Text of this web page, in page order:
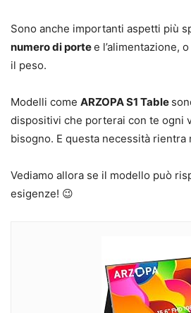
Sono anche importanti aspetti più
numero di portee l’alimentazione,
il peso.
Modelli come ARZOPA S1 Table
dispositivi che porterai con te ogni
bisogno. E questa necessità
Vediamo allora se il modello può
esigenze! 😉